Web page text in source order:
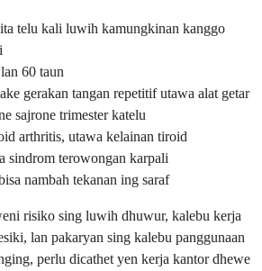
telu kali luwih kamungkinan kanggo
60 taun
gerakan tangan repetitif utawa alat getar
sajrone trimester katelu
arthritis, utawa kelainan tiroid
sindrom terowongan karpali
nambah tekanan ing saraf
risiko sing luwih dhuwur, kalebu kerja
lan pakaryan sing kalebu panggunaan
perlu dicathet yen kerja kantor dhewe